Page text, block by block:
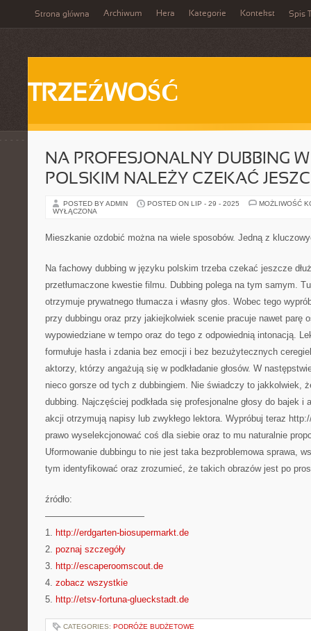
Strona główna Archiwum Hera Kategorie Kontekst Spis
TRZEŹWOŚĆ
NA PROFESJONALNY DUBBING
POLSKIM NALEŻY CZEKAĆ
POSTED BY ADMIN POSTED ON LIP - 29 - 2025
MOŻLIWOŚĆ
WYŁĄCZONA
Mieszkanie ozdobić można na wiele sposobów. Jedną z
Na fachowy dubbing w języku polskim trzeba czekać jeszcze
przetłumaczone kwestie filmu. Dubbing polega na tym samym.
otrzymuje prywatnego tłumacza i własny głos. Wobec tego
przy dubbingu oraz przy jakiejkolwiek scenie pracuje nawet parę
wypowiedziane w tempo oraz do tego z odpowiednią intonacją.
formułuje hasła i zdania bez emocji i bez bezużytecznych
aktorzy, którzy angażują się w podkładanie głosów. W
nieco gorsze od tych z dubbingiem. Nie świadczy to jakkolwiek,
dubbing. Najczęściej podkłada się profesjonalne głosy do bajek i
akcji otrzymują napisy lub zwykłego lektora. Wypróbuj teraz
prawo wyselekcjonować coś dla siebie oraz to mu naturalnie
Uformowanie dubbingu to nie jest taka bezproblemowa sprawa,
tym identyfikować oraz zrozumieć, że takich obrazów jest po
źródło:
———————————
1. http://erdgarten-biosupermarkt.de
2. poznaj szczegóły
3. http://escaperoomscout.de
4. zobacz wszystkie
5. http://etsv-fortuna-glueckstadt.de
CATEGORIES: PODRÓŻE BUDŻETOWE